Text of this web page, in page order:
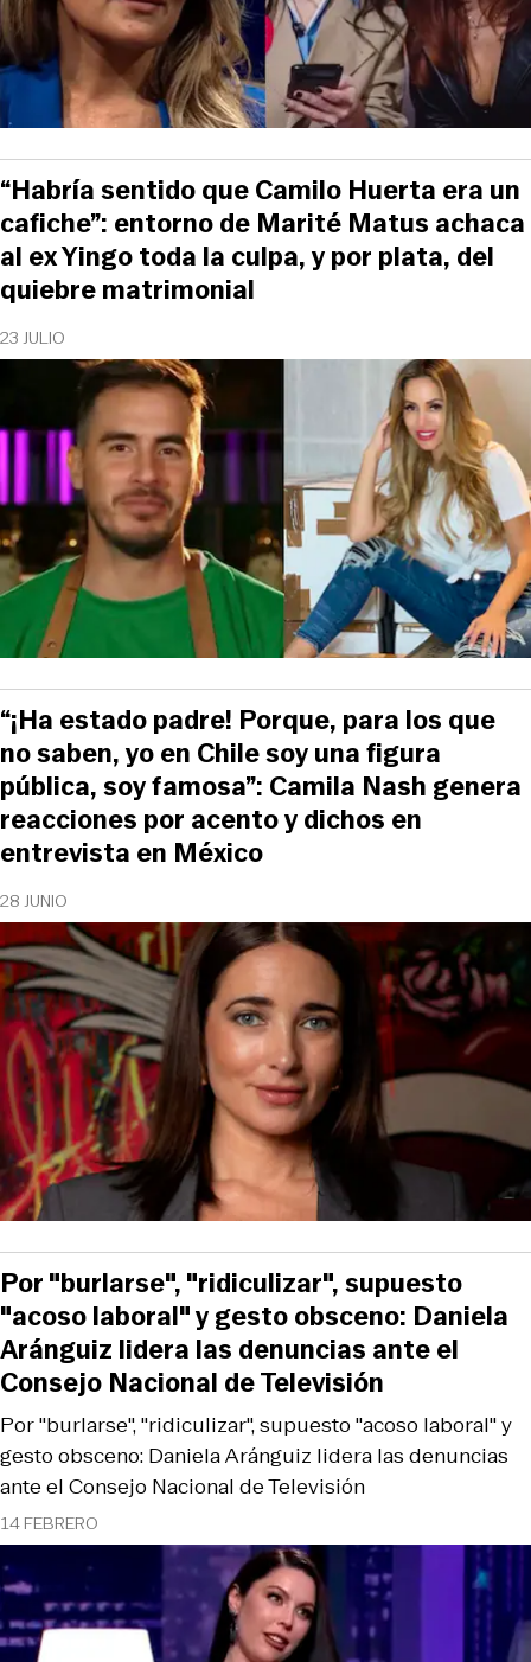
23 JULIO
“Habría sentido que Camilo Huerta era un
cafiche”: entorno de Marité Matus achaca
al ex Yingo toda la culpa, y por plata, del
quiebre matrimonial
28 JUNIO
“¡Ha estado padre! Porque, para los que
no saben, yo en Chile soy una figura
pública, soy famosa”: Camila Nash genera
reacciones por acento y dichos en
entrevista en México
14 FEBRERO
Por "burlarse", "ridiculizar", supuesto "acoso laboral" y
gesto obsceno: Daniela Aránguiz lidera las denuncias
ante el Consejo Nacional de Televisión
Por "burlarse", "ridiculizar", supuesto
"acoso laboral" y gesto obsceno: Daniela
Aránguiz lidera las denuncias ante el
Consejo Nacional de Televisión